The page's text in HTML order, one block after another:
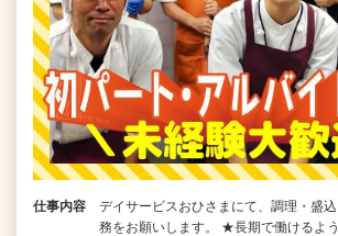
仕事内容
デイサービスおひさまにて、調理・盛
務をお願いします。 ★長期で働けるよ